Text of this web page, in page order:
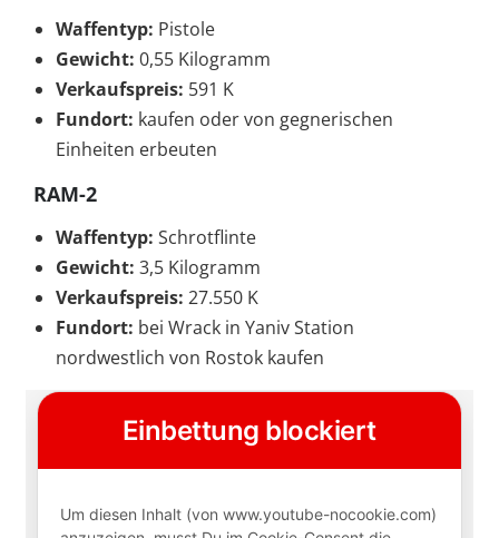
Waffentyp: Pistole
Gewicht: 0,55 Kilogramm
Verkaufspreis: 591 K
Fundort: kaufen oder von gegnerischen
Einheiten erbeuten
RAM-2
Waffentyp: Schrotflinte
Gewicht: 3,5 Kilogramm
Verkaufspreis: 27.550 K
Fundort: bei Wrack in Yaniv Station
nordwestlich von Rostok kaufen